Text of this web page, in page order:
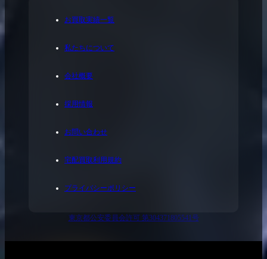
お買取実績一覧
私たちについて
会社概要
採用情報
お問い合わせ
宅配買取利用規約
プライバシーポリシー
東京都公安委員会許可 第304371805541号